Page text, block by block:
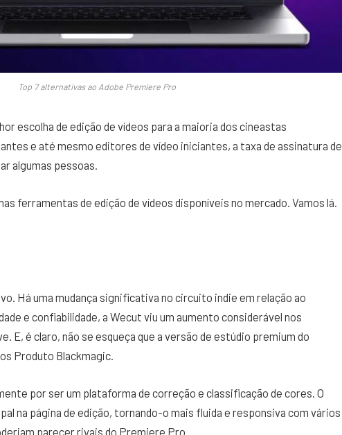
Top 7 alternativas ao Adobe Premiere Pro
escolha de edição de vídeos para a maioria dos cineastas
e até mesmo editores de vídeo iniciantes, a taxa de assinatura de
algumas pessoas.
ferramentas de edição de vídeos disponíveis no mercado. Vamos lá.
Há uma mudança significativa no circuito indie em relação ao
e confiabilidade, a Wecut viu um aumento considerável nos
E, é claro, não se esqueça que a versão de estúdio premium do
Produto Blackmagic.
por ser um plataforma de correção e classificação de cores. O
na página de edição, tornando-o mais fluida e responsiva com vários
parecer rivais do Premiere Pro.